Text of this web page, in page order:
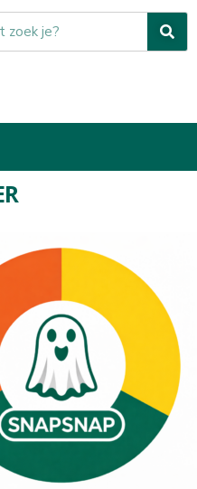
De perfecte prompt
het bedenken van je
kant‑en‑klaar script.
met Canva
aantrekkelijke dia’s te
van de AI en plak deze in